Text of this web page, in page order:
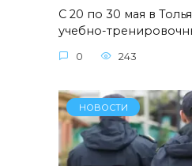
С 20 по 30 мая в
учебно-
0 243
НОВОСТИ